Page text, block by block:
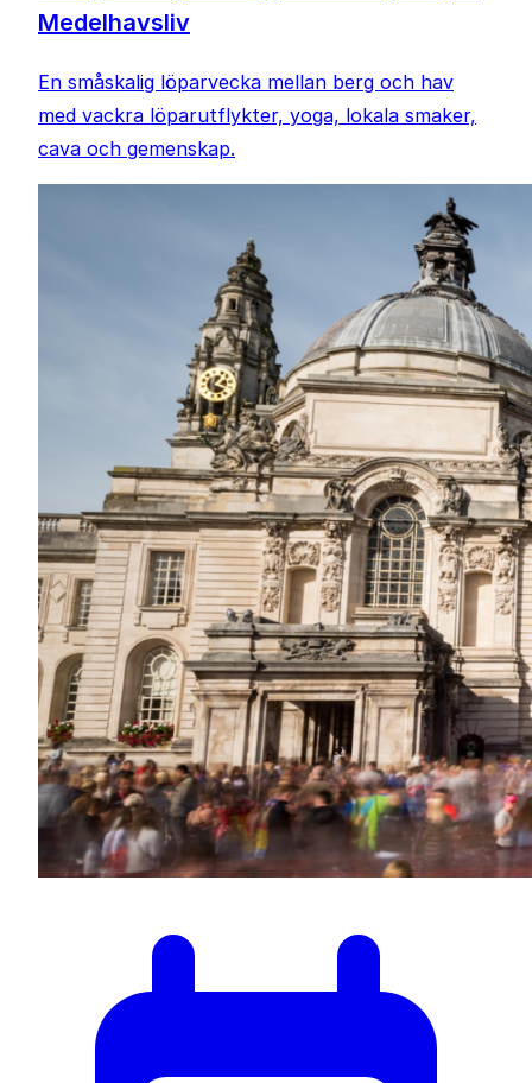
Medelhavsliv
En småskalig löparvecka mellan berg och hav
med vackra löparutflykter, yoga, lokala smaker,
cava och gemenskap.